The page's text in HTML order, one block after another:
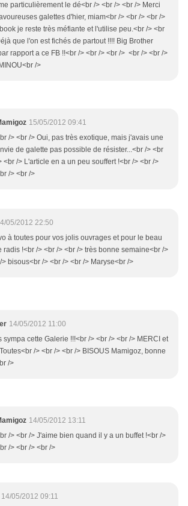
particulièrement le dé<br /> <br /> <br /> Merci
galettes d'hier, miam<br /> <br /> <br />
je reste très méfiante et l'utilise peu.<br /> <br
que l'on est fichés de partout !!!! Big Brother
rapport a ce FB !!<br /> <br /> <br /> <br /> <br />
/>
15/05/2012 09:41
/> <br /> Oui, pas très exotique, mais j'avais une
de galette pas possible de résister...<br /> <br
<br /> L'article en a un peu souffert !<br /> <br />
/> <br />
05/2012 22:50
à toutes pour vos jolis ouvrages et pour le beau
radis !<br /> <br /> <br /> très bonne semaine<br />
> bisous<br /> <br /> <br /> Maryse<br />
14/05/2012 11:00
sympa cette Galerie !!!<br /> <br /> <br /> MERCI et
/> <br /> <br /> BISOUS Mamigoz, bonne
/>
14/05/2012 13:11
/> <br /> J'aime bien quand il y a un buffet !<br />
/> <br /> <br />
14/05/2012 09:11